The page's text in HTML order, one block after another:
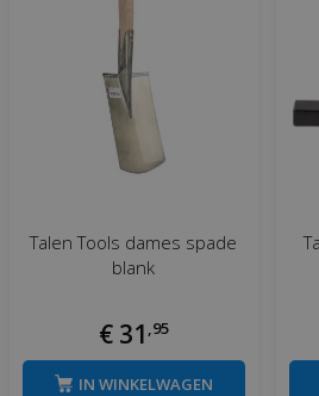
Talen Tools dames spade
blank
€ 31 95
IN WINKELWAGEN